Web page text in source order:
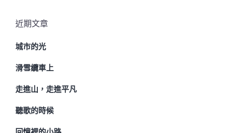
近期文章
城市的光
滑雪纜車上
走進山，走進平凡
聽歌的時候